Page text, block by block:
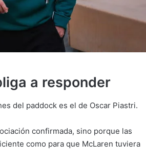
a responder
del paddock es el de Oscar Piastri.
confirmada, sino porque las
como para que McLaren tuviera